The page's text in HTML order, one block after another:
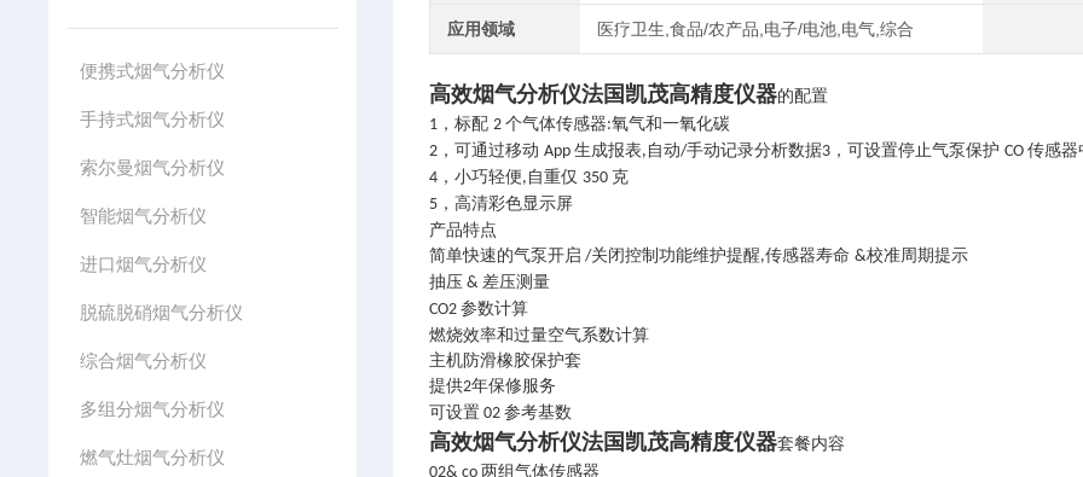
便携式烟气分析仪
手持式烟气分析仪
索尔曼烟气分析仪
智能烟气分析仪
进口烟气分析仪
脱硫脱硝烟气分析仪
综合烟气分析仪
多组分烟气分析仪
燃气灶烟气分析仪
应用领域 医疗卫生,食品/农产品,电子/电池,电气,综合
高效烟气分析仪法国凯茂高精度仪器的配置
1 ，标配2个气体传感器:氧气和一氧化碳
2 ，可通过移动App生成报表, 自动/手动记录分析数据3 ，可设置停止气泵保护CO传感器
4 ，小巧轻便, 自重仅 350 克
5 ，高清彩色显示屏
产品特点
简单快速的气泵开启 /关闭控制功能维护提醒,传感器寿命&校准周期提示
抽压 &差压测量
CO2参数计算
燃烧效率和过量空气系数计算
主机防滑橡胶保护套
提供2年保修服务
可设置 02参考基数
高效烟气分析仪法国凯茂高精度仪器套餐内容
02& co 两组气体传感器